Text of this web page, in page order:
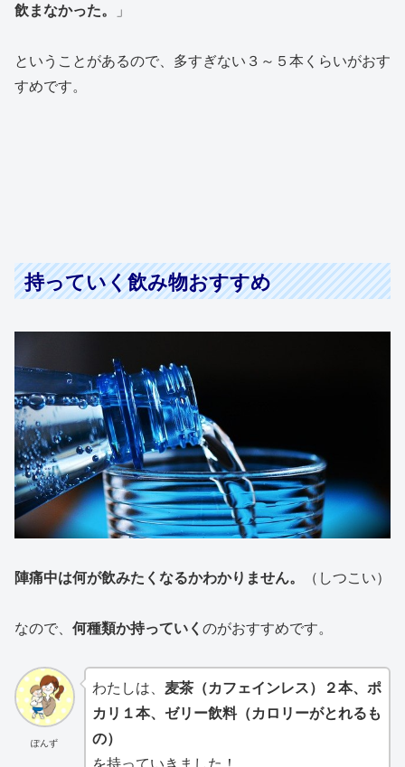
飲まなかった。
」
ということがあるので、多すぎない３～５本くらいがおす
すめです。
持っていく飲み物おすすめ
陣痛中は何が飲みたくなるかわかりません。 （しつこい）
なので、 何種類か持っていく のがおすすめです。
ぽんず
わたしは、 麦茶（カフェインレス）２本、ポ
カリ１本、ゼリー飲料（カロリーがとれるも
の）